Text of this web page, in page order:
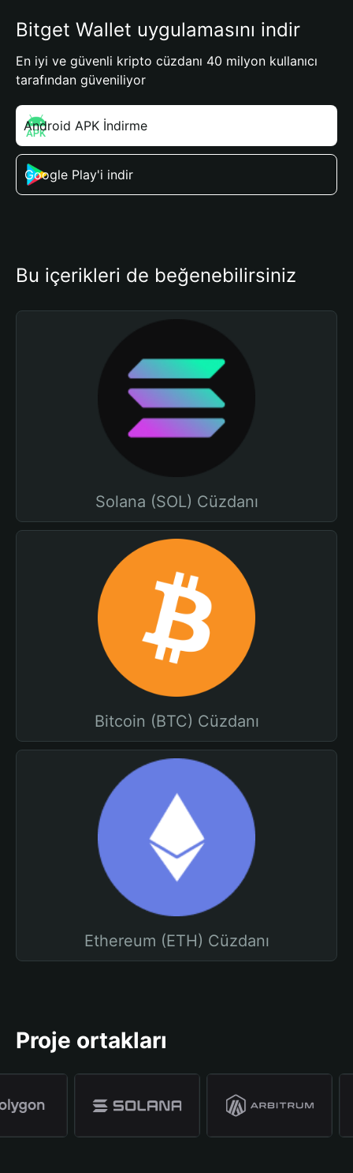
Bitget Wallet uygulamasını indir
En iyi ve güvenli kripto cüzdanı 40 milyon kullanıcı
tarafından güveniliyor
Android APK İndirme
Google Play'i indir
Bu içerikleri de beğenebilirsiniz
Solana (SOL) Cüzdanı
Bitcoin (BTC) Cüzdanı
Ethereum (ETH) Cüzdanı
Proje ortakları